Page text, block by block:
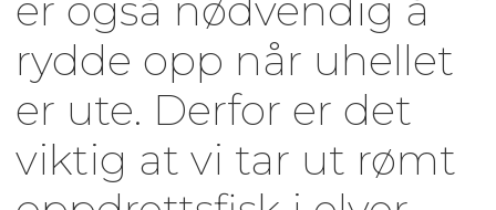
er også nødvendig å
rydde opp når uhellet
er ute. Derfor er det
viktig at vi tar ut rømt